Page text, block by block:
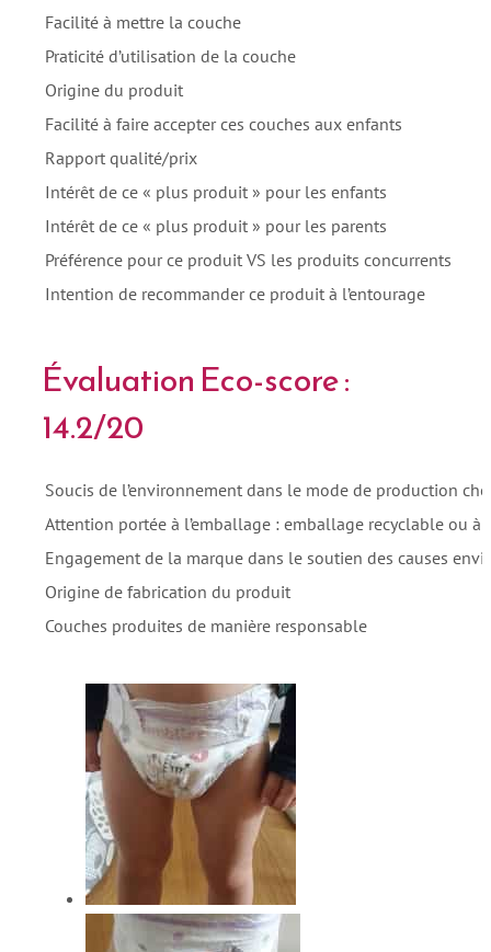
Facilité à mettre la couche
Praticité d’utilisation de la couche
Origine du produit
Facilité à faire accepter ces couches aux enfants
Rapport qualité/prix
Intérêt de ce « plus produit » pour les enfants
Intérêt de ce « plus produit » pour les parents
Préférence pour ce produit VS les produits concurrents
Intention de recommander ce produit à l’entourage
Évaluation Eco-score :
14.2/20
Soucis de l’environnement dans le mode de production
Attention portée à l’emballage : emballage recyclable ou à
Engagement de la marque dans le soutien des causes
Origine de fabrication du produit
Couches produites de manière responsable